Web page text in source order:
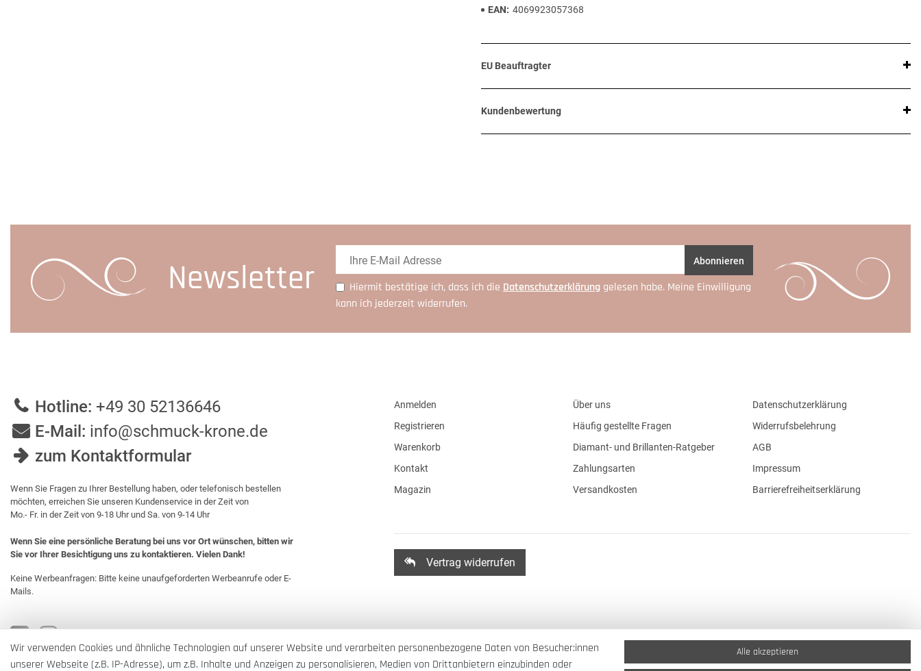
EAN
4069923057368
EU Beauftragter
Kundenbewertung
Newsletter Abonnieren
Hiermit bestätige ich, dass ich die Daten­schutz­erklärung gelesen habe. Meine Einwilligung
kann ich jederzeit widerrufen.
Hotline: +49 30 52136646
E-Mail: info@schmuck-krone.de
zum Kontaktformular
Wenn Sie Fragen zu Ihrer Bestellung haben, oder telefonisch bestellen
möchten, erreichen Sie unseren Kundenservice in der Zeit von
Mo.- Fr. in der Zeit von 9-18 Uhr und Sa. von 9-14 Uhr
Wenn Sie eine persönliche Beratung bei uns vor Ort wünschen, bitten wir
Sie vor Ihrer Besichtigung uns zu kontaktieren. Vielen Dank!
Keine Werbeanfragen: Bitte keine unaufgeforderten Werbeanrufe oder E-
Mails.
Anmelden
Registrieren
Warenkorb
Kontakt
Magazin
Über uns
Häufig gestellte Fragen
Diamant- und Brillanten-Ratgeber
Zahlungsarten
Versandkosten
Datenschutzerklärung
Widerrufsbelehrung
AGB
Impressum
Barrierefreiheitserklärung
Vertrag widerrufen
Wir verwenden Cookies und ähnliche Technologien auf unserer Website und verarbeiten personenbezogene Daten von Besucher:innen
unserer Webseite (z.B. IP-Adresse), um z.B. Inhalte und Anzeigen zu personalisieren, Medien von Drittanbietern einzubinden oder
Alle akzeptieren